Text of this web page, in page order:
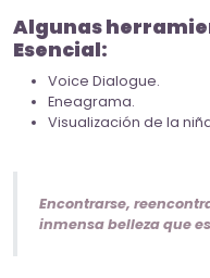
Algunas
Esencial:
Voice Dialogue.
Eneagrama.
Visualización de la
Encontrarse,
inmensa belleza que